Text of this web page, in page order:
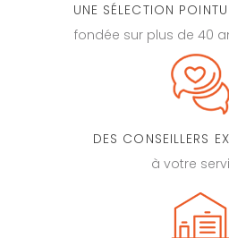
UNE SÉLECTION
fondée sur plus de 40
DES CONSEILLERS
à votre